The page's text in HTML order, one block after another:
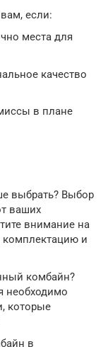
если:
места для
качество
в плане
выбрать? Выбор
ваших
внимание на
комплектацию и
комбайн?
необходимо
которые
в